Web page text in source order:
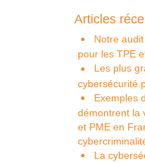
Articles
Notre
pour les TPE
Les plus
cybersécurité
Exemples
démontrent la
et PME en
La